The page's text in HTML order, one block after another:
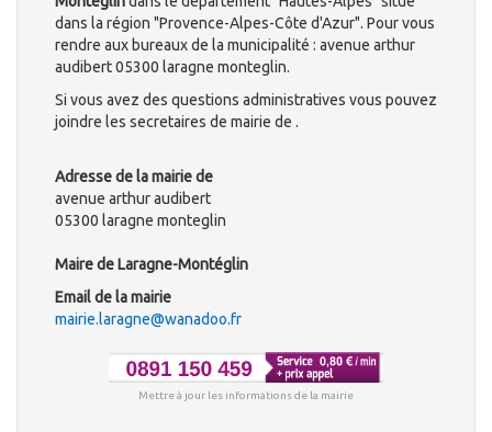
dans la région "Provence-Alpes-Côte d'Azur". Pour vous
rendre aux bureaux de la municipalité : avenue arthur
audibert 05300 laragne monteglin.
Si vous avez des questions administratives vous pouvez
joindre les secretaires de mairie de .
Adresse de la mairie de
avenue arthur audibert
05300 laragne monteglin
Maire de Laragne-Montéglin
Email de la mairie
mairie.laragne@wanadoo.fr
Mettre à jour les informations de la mairie